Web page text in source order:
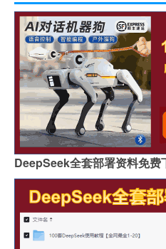
DeepSeek全套部署资料免费